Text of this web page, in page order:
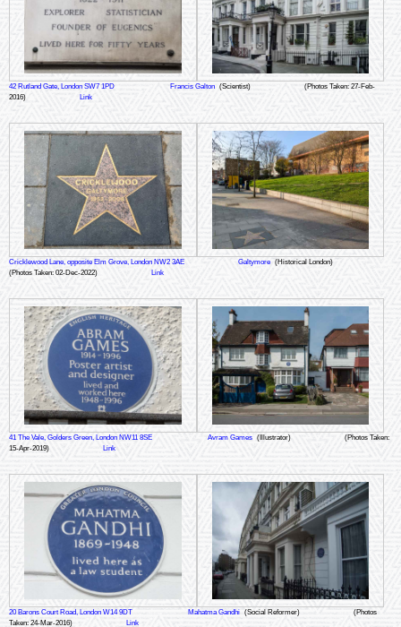
42 Rutland Gate, London SW7 1PD Francis Galton (Scientist)
(Photos Taken: 27-Feb-
2016)
Link
Cricklewood Lane, opposite Elm Grove, London NW2 3AE Galtymore (Historical London)
(Photos Taken: 02-Dec-2022)
Link
41 The Vale, Golders Green, London NW11 8SE Avram Games (Illustrator)
(Photos Taken:
15-Apr-2019)
Link
20 Barons Court Road, London W14 9DT Mahatma Gandhi (Social Reformer)
(Photos
Taken: 24-Mar-2016)
Link